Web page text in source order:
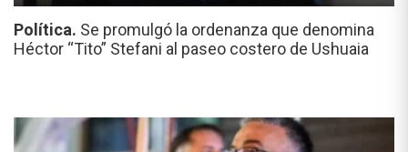
Política. Se promulgó la ordenanza que denomina
Héctor “Tito” Stefani al paseo costero de Ushuaia